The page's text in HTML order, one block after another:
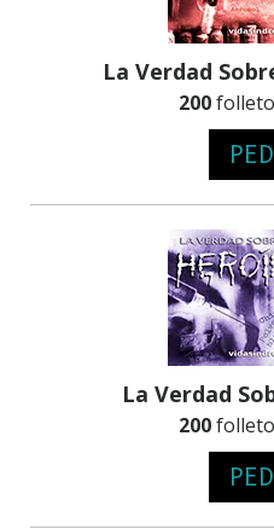
La Verdad
200
La Verdad
200